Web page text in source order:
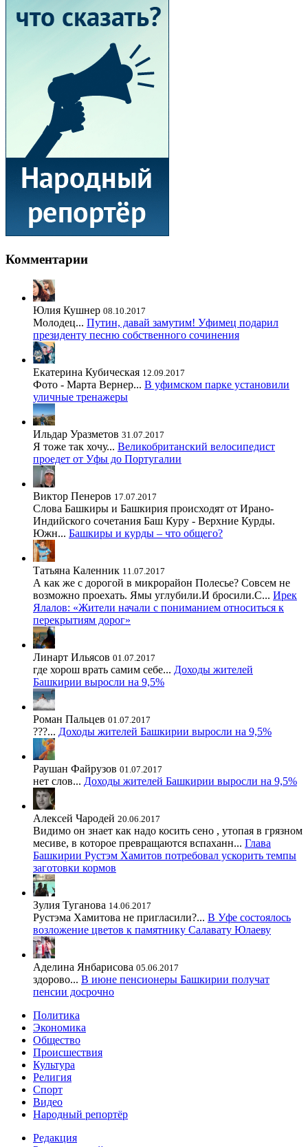
Комментарии
Юлия Кушнер 08.10.2017
Молодец... Путин, давай замутим! Уфимец подарил
президенту песню собственного сочинения
Екатерина Кубическая 12.09.2017
Фото - Марта Вернер... В уфимском парке установили
уличные тренажеры
Ильдар Уразметов 31.07.2017
Я тоже так хочу... Великобританский велосипедист
проедет от Уфы до Португалии
Виктор Пенеров 17.07.2017
Слова Башкиры и Башкирия происходят от Ирано-
Индийского сочетания Баш Куру - Верхние Курды.
Южн... Башкиры и курды – что общего?
Татьяна Каленник 11.07.2017
А как же с дорогой в микрорайон Полесье? Совсем не
возможно проехать. Ямы углубили.И бросили.С... Ирек
Ялалов: «Жители начали с пониманием относиться к
перекрытиям дорог»
Линарт Ильясов 01.07.2017
где хорош врать самим себе... Доходы жителей
Башкирии выросли на 9,5%
Роман Пальцев 01.07.2017
???... Доходы жителей Башкирии выросли на 9,5%
Раушан Файрузов 01.07.2017
нет слов... Доходы жителей Башкирии выросли на 9,5%
Алексей Чародей 20.06.2017
Видимо он знает как надо косить сено , утопая в грязном
месиве, в которое превращаются вспаханн... Глава
Башкирии Рустэм Хамитов потребовал ускорить темпы
заготовки кормов
Зулия Туганова 14.06.2017
Рустэма Хамитова не пригласили?... В Уфе состоялось
возложение цветов к памятнику Салавату Юлаеву
Аделина Янбарисова 05.06.2017
здорово... В июне пенсионеры Башкирии получат
пенсии досрочно
Политика
Экономика
Общество
Происшествия
Культура
Религия
Спорт
Видео
Народный репортёр
Редакция